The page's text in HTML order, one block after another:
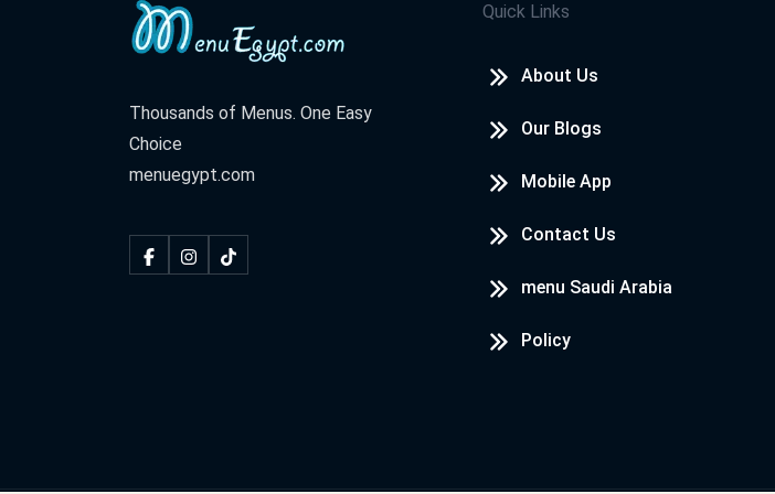
Thousands of Menus. One Easy
Choice
menuegypt.com
Quick Links
About Us
Our Blogs
Mobile App
Contact Us
menu Saudi Arabia
Policy